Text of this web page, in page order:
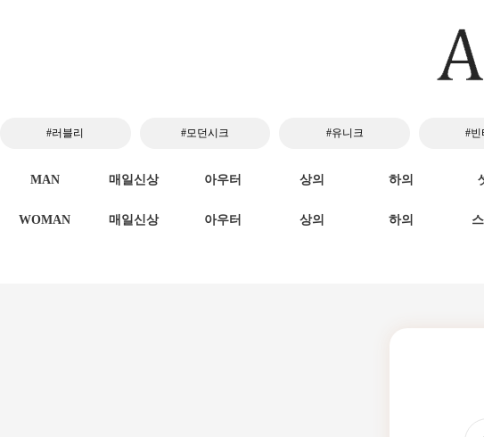
#러블리 #모던시크 #유니크 #빈
MAN 매일신상 아우터 상의 하의
WOMAN 매일신상 아우터 상의 하의